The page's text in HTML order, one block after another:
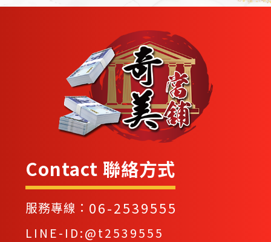
Contact 聯絡方式
服務專線： 06-2539555
LINE-ID:@t2539555